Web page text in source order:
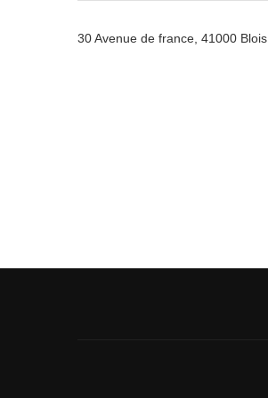
30 Avenue de france, 41000 Blois